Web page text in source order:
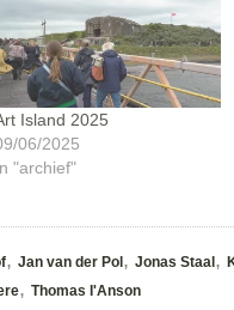
Island 2025
06/2025
"archief"
, Jan van der Pol , Jonas Staal ,
, Thomas I'Anson